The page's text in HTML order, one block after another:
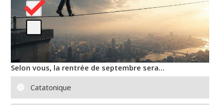
Selon vous, la rentrée de septembre sera…
Catatonique